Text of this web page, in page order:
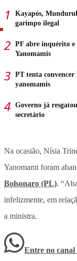
Kayapós,
garimpo ilegal
PF abre inquérito e
Yanomamis
PT tenta
yanomamis
Governo já
secretário
Na ocasião, Nísia
Yanomami foram
Bolsonaro (PL).
infelizmente, em
a ministra.
Entre no